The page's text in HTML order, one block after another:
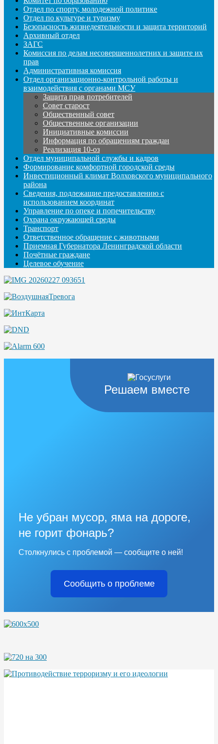
Отдел по спорту, молодежной политике
Отдел по культуре и туризму
Безопасность жизнедеятельности и защита территорий
Архивный отдел
ЗАГС
Комиссия по делам несовершеннолетних и защите их
прав
Административная комиссия
Отдел организационно-контрольной работы и
взаимодействия с органами МСУ
Защита прав потребителей
Совет старост
Общественный совет
Общественные организации
Инициативные комиссии
Информация по обращениям граждан
Реализация 10-оз
Отдел муниципальной службы и кадров
Формирование комфортной городской среды
Инвестиционный климат Волховского муниципального
района
Сведения, подлежащие предоставлению с
использованием координат
Управление по опеке и попечительству
Охрана окружающей среды
Транспорт
Ответственное обращение с животными
Приемная Губернатора Ленинградской области
Почётные граждане
Целевое обучение
Решаем вместе
Не убран мусор, яма на дороге,
не горит фонарь?
Столкнулись с проблемой — сообщите о ней!
Сообщить о проблеме